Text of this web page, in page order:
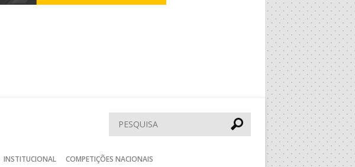
Pesquisar
INSTITUCIONAL
COMPETIÇÕES NACIONAIS